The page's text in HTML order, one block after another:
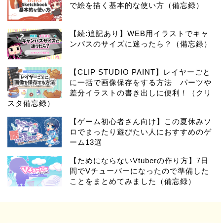
で絵を描く基本的な使い方（備忘録）
【続:追記あり】WEB用イラストでキャ
ンバスのサイズに迷ったら？（備忘録）
【CLIP STUDIO PAINT】レイヤーごと
に一括で画像保存をする方法 パーツや
差分イラストの書き出しに便利！（クリ
スタ備忘録）
【ゲーム初心者さん向け】この夏休みソ
ロでまったり遊びたい人におすすめのゲ
ーム13選
【ためにならないVtuberの作り方】7日
間でVチューバーになったので準備した
ことをまとめてみました（備忘録）